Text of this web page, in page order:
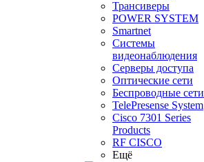
Трансиверы
POWER SYSTEM
Smartnet
Системы
видеонаблюдения
Серверы доступа
Оптические сети
Беспроводные сети
TelePresense System
Cisco 7301 Series
Products
RF CISCO
Ещё